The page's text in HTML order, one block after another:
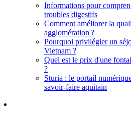
Informations pour
troubles digestifs
Comment améliorer la
agglomération ?
Pourquoi privilégier un
Vietnam ?
Quel est le prix d'une
?
Sturia : le portail
savoir-faire aquitain